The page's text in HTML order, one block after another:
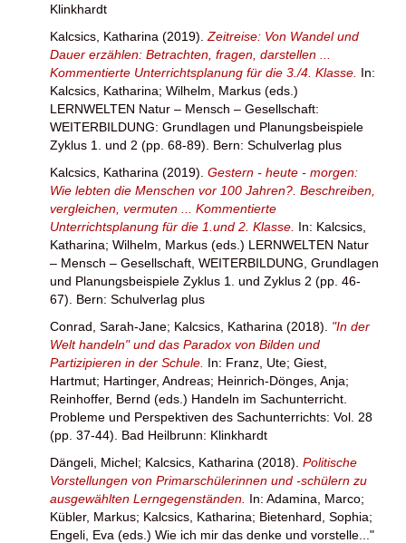
Klinkhardt
Kalcsics, Katharina (2019). Zeitreise: Von Wandel und
Dauer erzählen: Betrachten, fragen, darstellen ...
Kommentierte Unterrichtsplanung für die 3./4. Klasse. In:
Kalcsics, Katharina; Wilhelm, Markus (eds.)
LERNWELTEN Natur – Mensch – Gesellschaft:
WEITERBILDUNG: Grundlagen und Planungsbeispiele
Zyklus 1. und 2 (pp. 68-89). Bern: Schulverlag plus
Kalcsics, Katharina (2019). Gestern - heute - morgen:
Wie lebten die Menschen vor 100 Jahren?. Beschreiben,
vergleichen, vermuten ... Kommentierte
Unterrichtsplanung für die 1.und 2. Klasse. In: Kalcsics,
Katharina; Wilhelm, Markus (eds.) LERNWELTEN Natur
– Mensch – Gesellschaft, WEITERBILDUNG, Grundlagen
und Planungsbeispiele Zyklus 1. und Zyklus 2 (pp. 46-
67). Bern: Schulverlag plus
Conrad, Sarah-Jane; Kalcsics, Katharina (2018). "In der
Welt handeln" und das Paradox von Bilden und
Partizipieren in der Schule. In: Franz, Ute; Giest,
Hartmut; Hartinger, Andreas; Heinrich-Dönges, Anja;
Reinhoffer, Bernd (eds.) Handeln im Sachunterricht.
Probleme und Perspektiven des Sachunterrichts: Vol. 28
(pp. 37-44). Bad Heilbrunn: Klinkhardt
Dängeli, Michel; Kalcsics, Katharina (2018). Politische
Vorstellungen von Primarschülerinnen und -schülern zu
ausgewählten Lerngegenständen. In: Adamina, Marco;
Kübler, Markus; Kalcsics, Katharina; Bietenhard, Sophia;
Engeli, Eva (eds.) Wie ich mir das denke und vorstelle..."